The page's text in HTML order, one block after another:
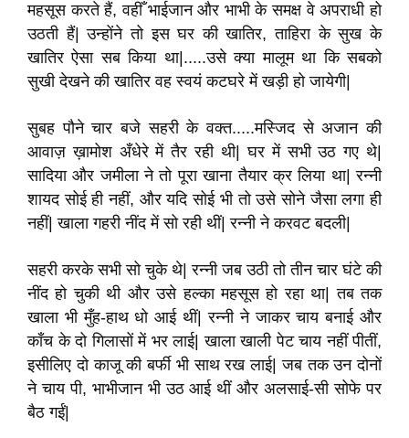
महसूस करते हैं, वहीँ भाईजान और भाभी के समक्ष वे अपराधी हो
उठती हैं| उन्होंने तो इस घर की खातिर, ताहिरा के सुख के
खातिर ऐसा सब किया था|.....उसे क्या मालूम था कि सबको
सुखी देखने की खातिर वह स्वयं कटघरे में खड़ी हो जायेगी|
सुबह पौने चार बजे सहरी के वक्त.....मस्जिद से अजान की
आवाज़ ख़ामोश अँधेरे में तैर रही थी| घर में सभी उठ गए थे|
सादिया और जमीला ने तो पूरा खाना तैयार क्र लिया था| रन्नी
शायद सोई ही नहीं, और यदि सोई भी तो उसे सोने जैसा लगा ही
नहीं| खाला गहरी नींद में सो रही थीं| रन्नी ने करवट बदली|
सहरी करके सभी सो चुके थे| रन्नी जब उठी तो तीन चार घंटे की
नींद हो चुकी थी और उसे हल्का महसूस हो रहा था| तब तक
खाला भी मुँह-हाथ धो आई थीं| रन्नी ने जाकर चाय बनाई और
काँच के दो गिलासों में भर लाई| खाला खाली पेट चाय नहीं पीतीं,
इसीलिए दो काजू की बर्फी भी साथ रख लाई| जब तक उन दोनों
ने चाय पी, भाभीजान भी उठ आई थीं और अलसाई-सी सोफे पर
बैठ गईं|